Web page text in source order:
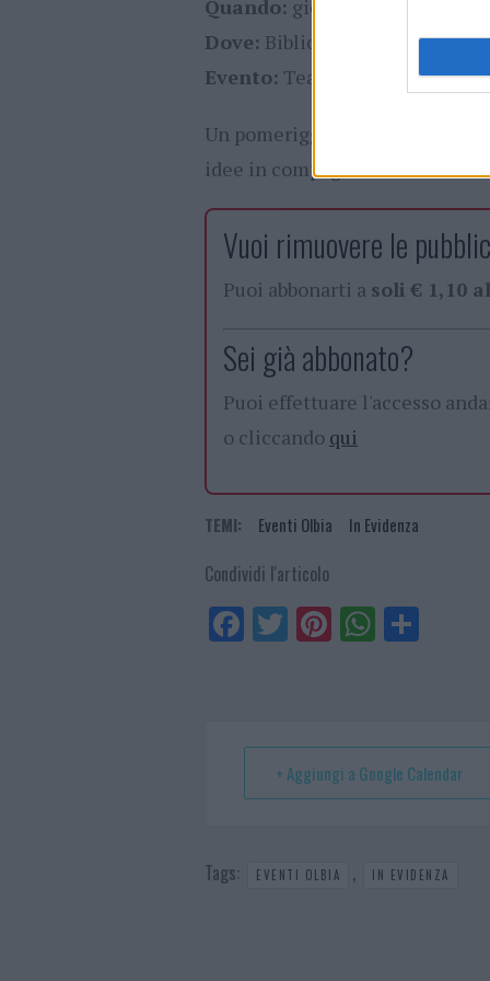
Quando: giovedì 6 novembre,
Dove: Biblioteca Civica
Evento: Tea Letterario – “Il
Un pomeriggio da non perdere
idee in compagnia.
Vuoi rimuovere le
Puoi abbonarti a soli € 1,10
Sei già abbonato?
Puoi effettuare l'accesso
o cliccando qui
TEMI: Eventi Olbia In Evidenza
Condividi l'articolo
Fa
ce
Tw
itt
Pi
nt
t
W
ha
p
+ Aggiungi a Google Calendar
Tags: EVENTI OLBIA , IN EVIDENZA